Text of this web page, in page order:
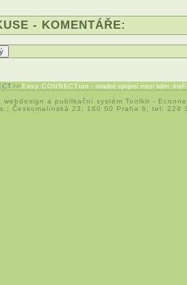
- KOMENTÁŘE:
Easy CONNECTion - snadné spojení mezi lidmi,
webdesign a publikační systém Toolkit -
Českomalínská 23; 160 00 Praha 6; tel: 224